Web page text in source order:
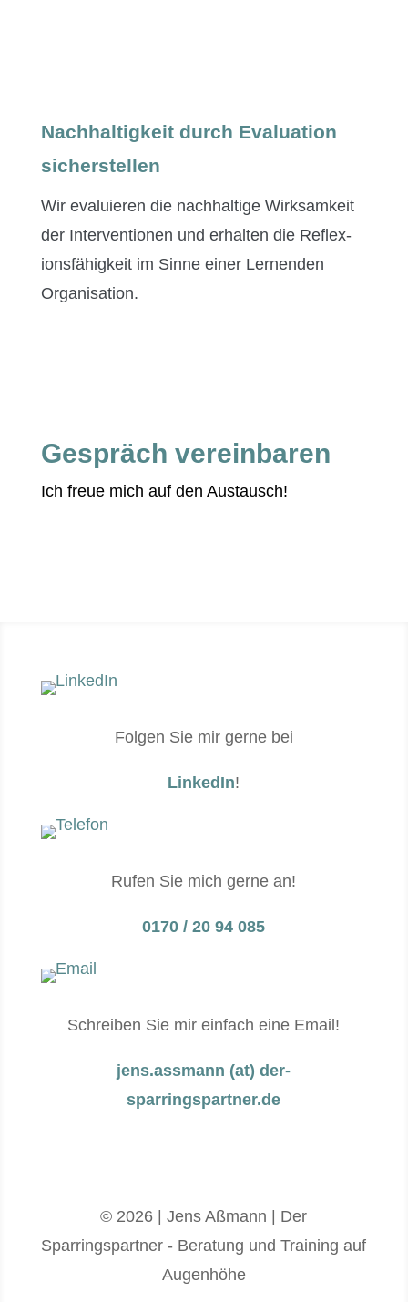
Nachhaltigkeit durch Evaluation
sicherstellen
Wir evaluieren die nach­haltige Wirk­samkeit
der Inter­ven­tio­nen und erhal­ten die Reflex­
ions­fähigkeit im Sinne ein­er Ler­nen­den
Organisation.
Gespräch vereinbaren
Ich freue mich auf den Austausch!
Folgen Sie mir gerne bei
LinkedIn!
Rufen Sie mich gerne an!
0170 / 20 94 085
Schreiben Sie mir einfach eine Email!
jens.assmann (at) der-
sparringspartner.de
© 2026 | Jens Aßmann | Der
Sparringspartner - Beratung und Training auf
Augenhöhe